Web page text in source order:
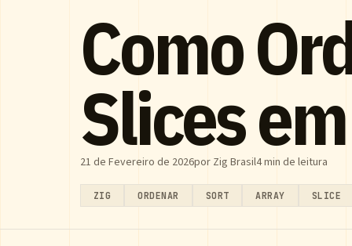
Como
Slices
21 de Fevereiro de 2026por Zig Brasil4 min de leitura
ZIG ORDENAR SORT ARRAY SLICE